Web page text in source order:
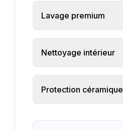
Lavage premium
Nettoyage intérieur
Protection céramique